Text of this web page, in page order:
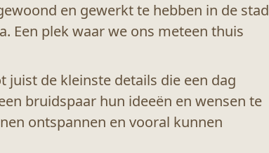
en gewerkt te hebben in de stad
Een plek waar we ons meteen thuis
de kleinste details die een dag
bruidspaar hun ideeën en wensen te
ontspannen en vooral kunnen